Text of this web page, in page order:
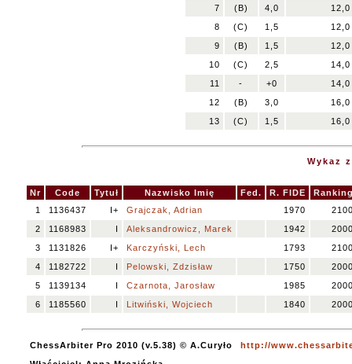
7
(B) 4,0
12,0
8
(C) 1,5
12,0
9
(B) 1,5
12,0
10
(C) 2,5
14,0
11
- +0
14,0
12
(B) 3,0
16,0
13
(C) 1,5 16,0
Wykaz
Nr Code Tytuł Nazwisko Imię Fed. R. FIDE
1
1136437 I+ Grajczak, Adrian 1970
2
1168983 I Aleksandrowicz, Marek 1942
3
1131826 I+ Karczyński, Lech 1793
4
1182722 I Pelowski, Zdzisław 1750
5
1139134 I Czarnota, Jarosław 1985
6
1185560 I Litwiński, Wojciech 1840
ChessArbiter Pro 2010 (v.5.38) © A.Curyło
http://